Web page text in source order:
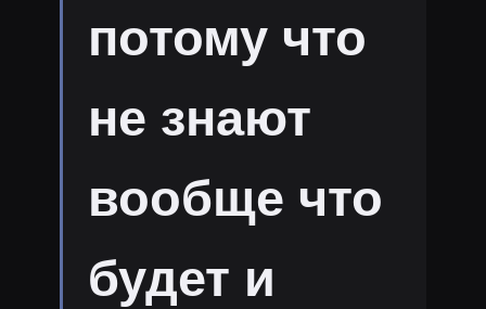
потому что
не знают
вообще что
будет и